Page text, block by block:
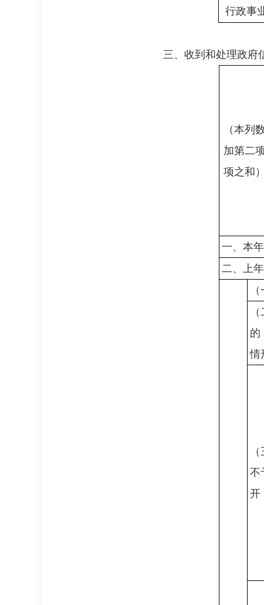
行政事
三、收到和处理政府
（本列
加第二
项之和）
一、本
二、上
的
情
不
开